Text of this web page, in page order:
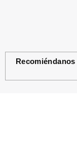
Recomiéndanos